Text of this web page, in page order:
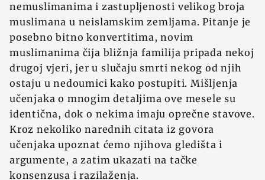
nemuslimanima i zastupljenosti velikog broja
muslimana u neislamskim zemljama. Pitanje je
posebno bitno konvertitima, novim
muslimanima čija bližnja familija pripada nekoj
drugoj vjeri, jer u slučaju smrti nekog od njih
ostaju u nedoumici kako postupiti. Mišljenja
učenjaka o mnogim detaljima ove mesele su
identična, dok o nekima imaju oprečne stavove.
Kroz nekoliko narednih citata iz govora
učenjaka upoznat ćemo njihova gledišta i
argumente, a zatim ukazati na tačke
konsenzusa i razilaženja.